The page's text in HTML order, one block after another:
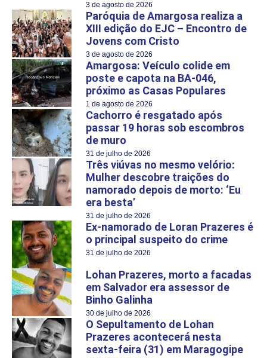
3 de agosto de 2026
Paróquia de Amargosa realiza a
XIII edição do EJC – Encontro de
Jovens com Cristo
3 de agosto de 2026
Amargosa: Veículo colide em
poste e capota na BA-046,
próximo as Casas Populares
1 de agosto de 2026
Cachorro é resgatado após
passar 19 horas sob escombros
de muro
31 de julho de 2026
Três viúvas no mesmo velório:
Mulher descobre traições do
namorado depois de morto: ‘Eu
era besta’
31 de julho de 2026
Ex-namorado de Loran Prazeres é
o principal suspeito do crime
31 de julho de 2026
Lohan Prazeres, morto a facadas
em Salvador era assessor de
Binho Galinha
30 de julho de 2026
O Sepultamento de Lohan
Prazeres acontecerá nesta
sexta-feira (31) em Maragogipe